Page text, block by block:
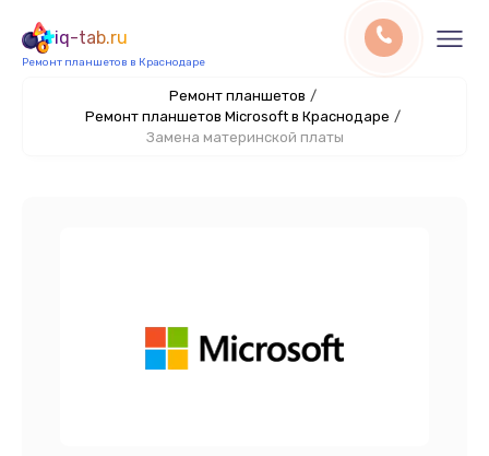
iq-tab.ru
Ремонт планшетов в Краснодаре
Ремонт планшетов /
Ремонт планшетов Microsoft в Краснодаре /
Замена материнской платы